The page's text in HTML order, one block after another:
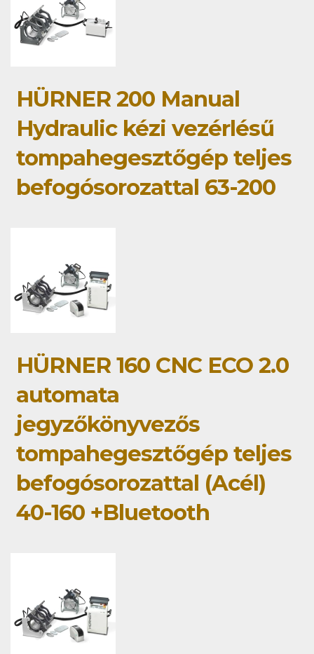
HÜRNER 200 Manual
Hydraulic kézi vezérlésű
tompahegesztőgép teljes
befogósorozattal 63-200
HÜRNER 160 CNC ECO 2.0
automata
jegyzőkönyvezős
tompahegesztőgép teljes
befogósorozattal (Acél)
40-160 +Bluetooth